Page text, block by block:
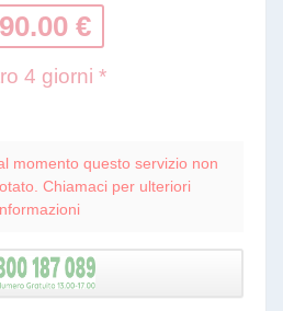
€
4 giorni *
momento questo servizio non
Chiamaci per ulteriori